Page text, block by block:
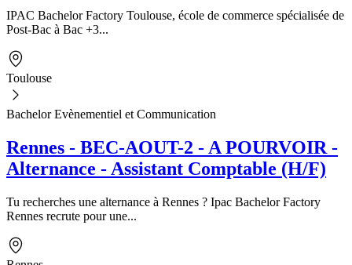
IPAC Bachelor Factory Toulouse, école de commerce spécialisée de
Post-Bac à Bac +3...
Toulouse
Bachelor Evènementiel et Communication
Rennes - BEC-AOUT-2 - A POURVOIR -
Alternance - Assistant Comptable (H/F)
Tu recherches une alternance à Rennes ? Ipac Bachelor Factory
Rennes recrute pour une...